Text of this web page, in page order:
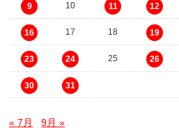
9 10 11 12
16 17 18 19
23 24 25 26
30 31
« 7月 9月 »